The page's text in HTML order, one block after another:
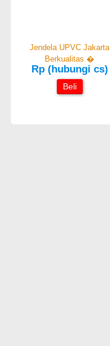
Jendela UPVC Jakarta
Berkualitas �
Rp (hubungi cs)
Beli